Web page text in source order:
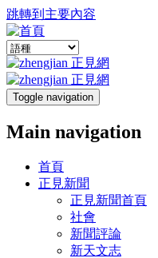
跳轉到主要內容
Toggle navigation
Main navigation
首頁
正見新聞
正見新聞首頁
社會
新聞評論
新天文志